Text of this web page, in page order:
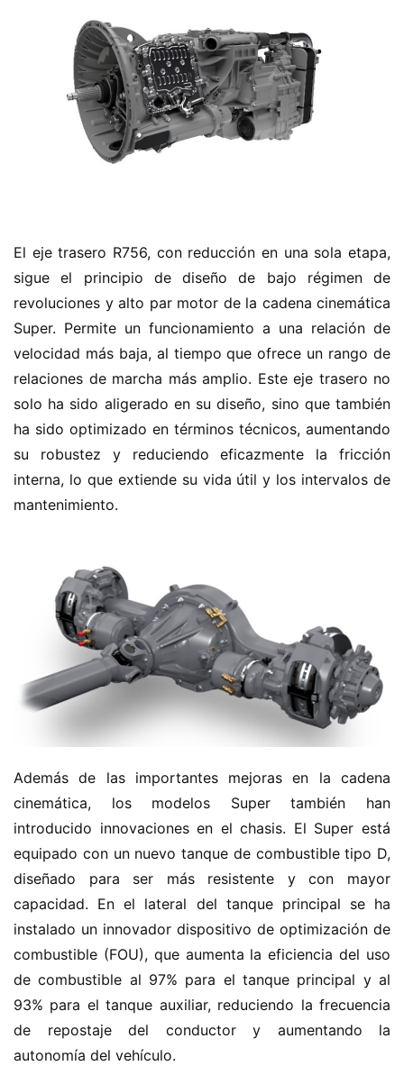
n
r
g
í
a
El eje trasero R756, con reducción en una sola etapa,
sigue el principio de diseño de bajo régimen de
revoluciones y alto par motor de la cadena cinemática
Super. Permite un funcionamiento a una relación de
velocidad más baja, al tiempo que ofrece un rango de
relaciones de marcha más amplio. Este eje trasero no
solo ha sido aligerado en su diseño, sino que también
ha sido optimizado en términos técnicos, aumentando
su robustez y reduciendo eficazmente la fricción
interna, lo que extiende su vida útil y los intervalos de
mantenimiento.
Además de las importantes mejoras en la cadena
cinemática, los modelos Super también han
introducido innovaciones en el chasis. El Super está
equipado con un nuevo tanque de combustible tipo D,
diseñado para ser más resistente y con mayor
capacidad. En el lateral del tanque principal se ha
instalado un innovador dispositivo de optimización de
combustible (FOU), que aumenta la eficiencia del uso
de combustible al 97% para el tanque principal y al
93% para el tanque auxiliar, reduciendo la frecuencia
de repostaje del conductor y aumentando la
autonomía del vehículo.